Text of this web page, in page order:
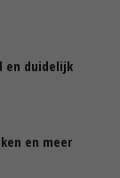
en duidelijk
en meer